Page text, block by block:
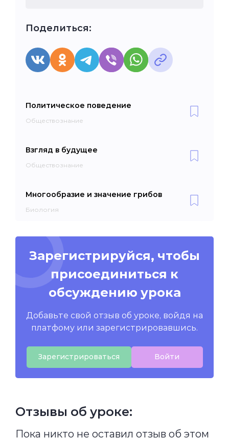
Поделиться:
Политическое поведение
Обществознание
Взгляд в будущее
Обществознание
Многообразие и значение грибов
Биология
Зарегистрируйся, чтобы
присоединиться к
обсуждению урока
Добавьте свой отзыв об уроке, войдя на
платфому или зарегистрировавшись.
Зарегистрироваться Войти
Отзывы об уроке:
Пока никто не оставил отзыв об этом